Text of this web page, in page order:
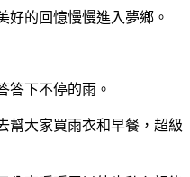
好的回憶慢慢進入夢鄉。
答下不停的雨。
幫大家買雨衣和早餐，超級